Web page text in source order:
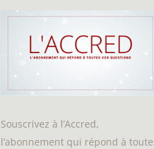
Souscrivez à l’Accred,
l’abonnement qui répond à